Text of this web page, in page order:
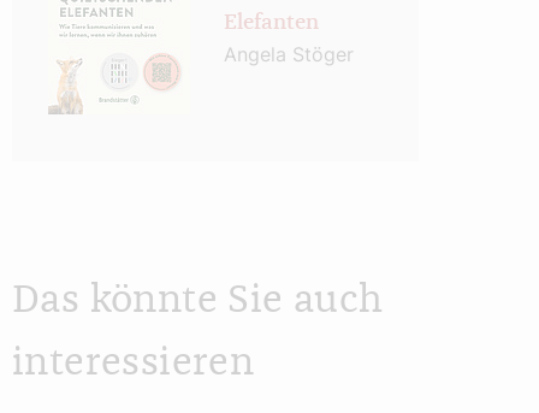
Elefanten
Angela Stöger
Das könnte Sie auch
interessieren